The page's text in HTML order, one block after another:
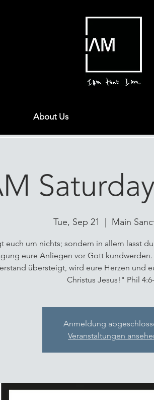
About Us
Tue, Sep 21 Main
euch um nichts; sondern in allem lasst
eure Anliegen vor Gott
übersteigt, wird eure Herzen und
Christus Jesus!" Phil
Anmeldung
Veranstaltungen